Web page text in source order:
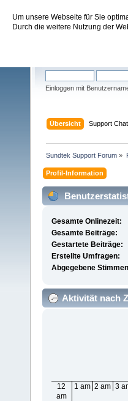
Um unsere Webseite für Sie
Durch die weitere Nutzung der
Sundtek
Einloggen mit
Übersicht Support Chat
Sundtek Support Forum »
Profil-Information
Gesamte Onlinezeit:
Gesamte Beiträge:
Gestartete Beiträge:
Erstellte Umfragen:
Abgegebene
Aktivität nach
12
am
1 am 2 am 3